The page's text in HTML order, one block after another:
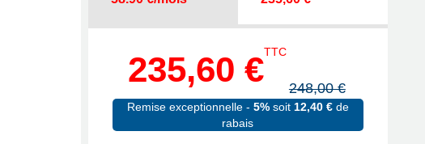
235,60 €TTC
248,00 €
Remise exceptionnelle - 5%soit 12,40 €de
rabais